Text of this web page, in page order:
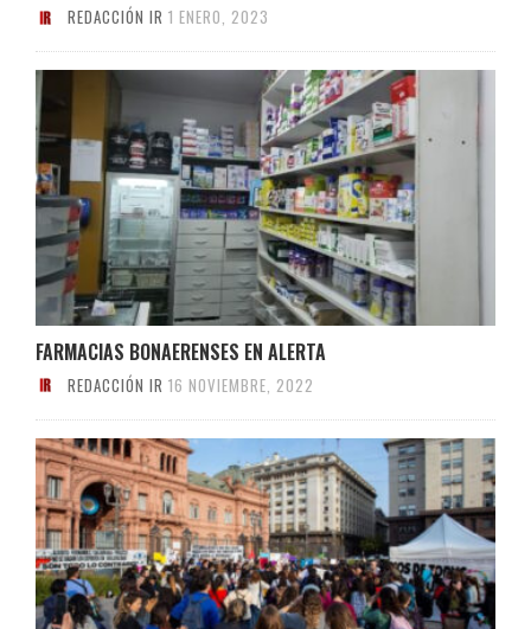
REDACCIÓN IR 1 ENERO, 2023
FARMACIAS BONAERENSES EN ALERTA
REDACCIÓN IR 16 NOVIEMBRE, 2022